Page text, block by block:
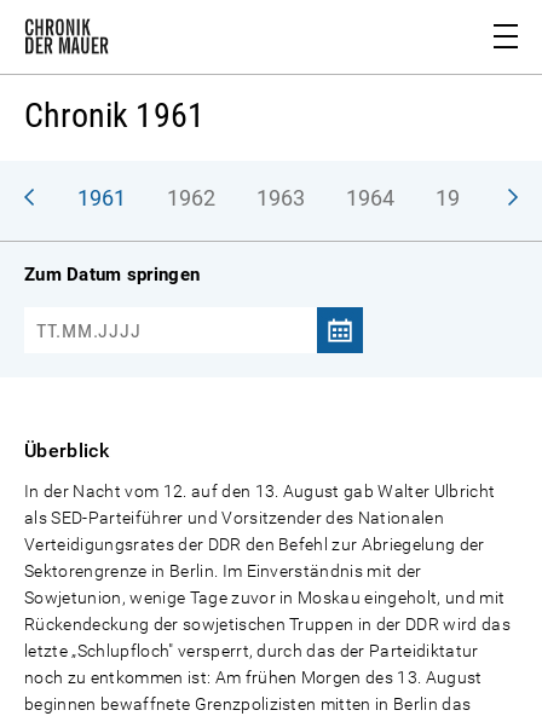
Chronik 1961
1961 1962 1963 1964 1965
Zum Datum springen
Überblick
In der Nacht vom 12. auf den 13. August gab Walter Ulbricht
als SED-Parteiführer und Vorsitzender des Nationalen
Verteidigungsrates der DDR den Befehl zur Abriegelung der
Sektorengrenze in Berlin. Im Einverständnis mit der
Sowjetunion, wenige Tage zuvor in Moskau eingeholt, und mit
Rückendeckung der sowjetischen Truppen in der DDR wird das
letzte „Schlupfloch" versperrt, durch das der Parteidiktatur
noch zu entkommen ist: Am frühen Morgen des 13. August
beginnen bewaffnete Grenzpolizisten mitten in Berlin das